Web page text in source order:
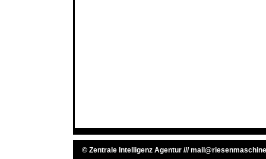
© Zentrale Intelligenz Agentur ///